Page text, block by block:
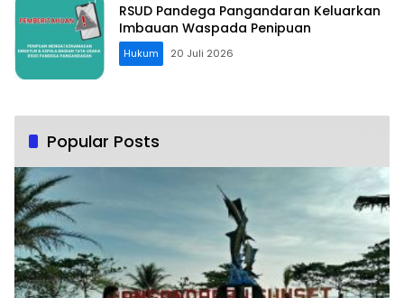
RSUD Pandega Pangandaran Keluarkan
Imbauan Waspada Penipuan
Hukum 20 Juli 2026
Popular Posts